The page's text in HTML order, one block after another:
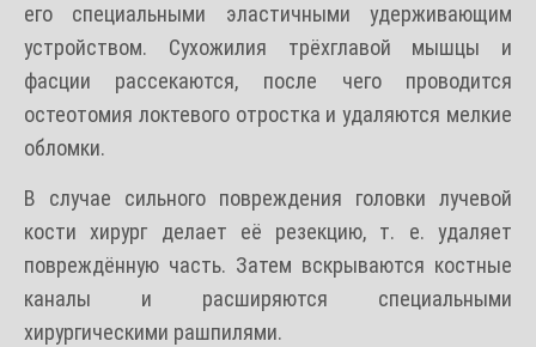
его специальными эластичными удерживающим
устройством. Сухожилия трёхглавой мышцы и
фасции рассекаются, после чего проводится
остеотомия локтевого отростка и удаляются мелкие
обломки.
В случае сильного повреждения головки лучевой
кости хирург делает её резекцию, т. е. удаляет
повреждённую часть. Затем вскрываются костные
каналы и расширяются специальными
хирургическими рашпилями.